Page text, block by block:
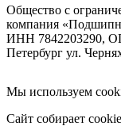
Общество с
компания
ИНН 7842203290,
Петербург ул.
Мы используем
Сайт собирает